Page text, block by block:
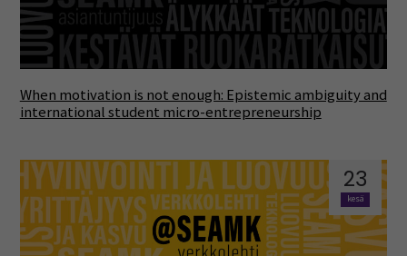
When motivation is not enough: Epistemic ambiguity and
international student micro-entrepreneurship
23
kesä